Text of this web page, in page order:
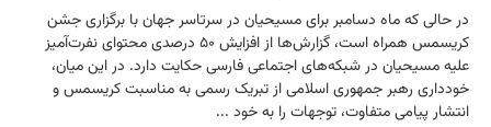
در حالی که ماه دسامبر برای مسیحیان در سرتاسر جهان با برگزاری جشن
کریسمس همراه است، گزارش‌ها از افزایش ۵۰ درصدی محتوای نفرت‌آمیز
علیه مسیحیان در شبکه‌های اجتماعی فارسی حکایت دارد. در این میان،
خودداری رهبر جمهوری اسلامی از تبریک رسمی به مناسبت کریسمس و
انتشار پیامی متفاوت، توجهات را به خود ...